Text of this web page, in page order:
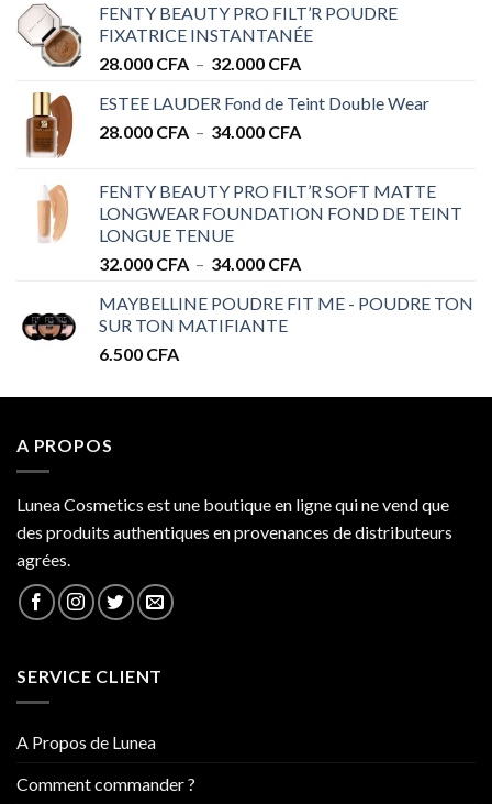
FENTY BEAUTY PRO FILT’R POUDRE
FIXATRICE INSTANTANÉE
28.000 CFA – 32.000 CFAPlage
prix :
28.000 CFA
ESTEE LAUDER Fond de Teint Double Wear
28.000 CFA – 34.000 CFAPlage
28.000 CFA
à
FENTY BEAUTY PRO FILT’R SOFT MATTE
LONGWEAR FOUNDATION FOND DE TEINT
LONGUE TENUE
32.000 CFA – 34.000 CFAPlage
prix :
MAYBELLINE POUDRE FIT ME - POUDRE TON
SUR TON MATIFIANTE
6.500 CFA
A PROPOS
Lunea Cosmetics est une boutique en ligne qui ne vend que
des produits authentiques en provenances de distributeurs
agrées.
SERVICE CLIENT
A Propos de Lunea
Comment commander ?